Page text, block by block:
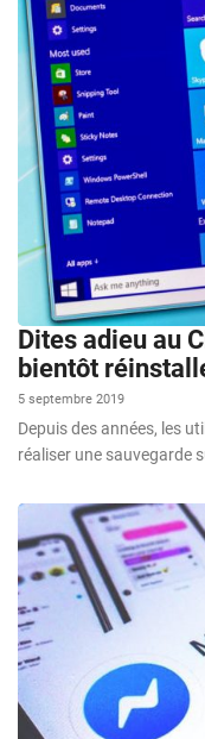
Dites adieu au
bientôt
5 septembre 2019
Depuis des années, les
réaliser une sauvegarde